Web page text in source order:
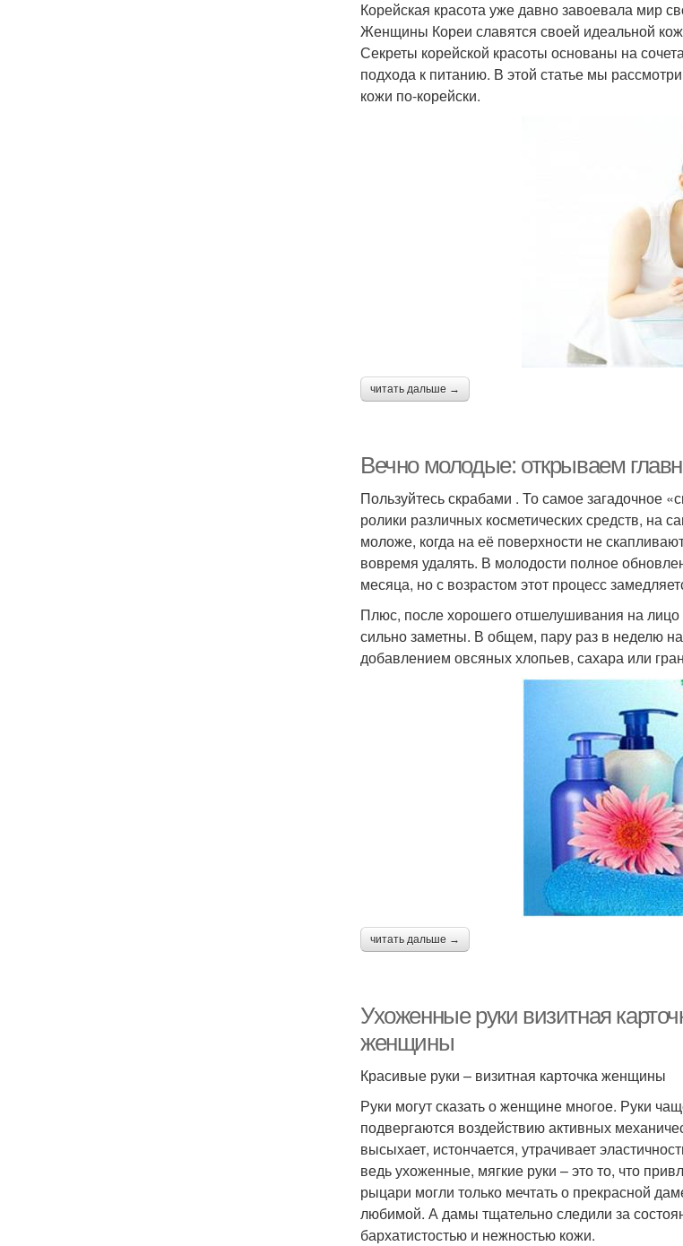
Корейская красота уже давно завоевала мир
Женщины Кореи славятся своей идеальной
Секреты корейской красоты основаны на
подхода к питанию. В этой статье мы
кожи по-корейски.
читать дальше →
Вечно молодые: открываем
Пользуйтесь скрабами . То самое загадочное
ролики различных косметических средств, на
моложе, когда на её поверхности не
вовремя удалять. В молодости полное
месяца, но с возрастом этот процесс
Плюс, после хорошего отшелушивания на лицо
сильно заметны. В общем, пару раз в неделю
добавлением овсяных хлопьев, сахара или
читать дальше →
Ухоженные руки визитная
женщины
Красивые руки – визитная карточка женщины
Руки могут сказать о женщине многое. Руки
подвергаются воздействию активных
высыхает, истончается, утрачивает
ведь ухоженные, мягкие руки – это то, что
рыцари могли только мечтать о прекрасной
любимой. А дамы тщательно следили за
бархатистостью и нежностью кожи.